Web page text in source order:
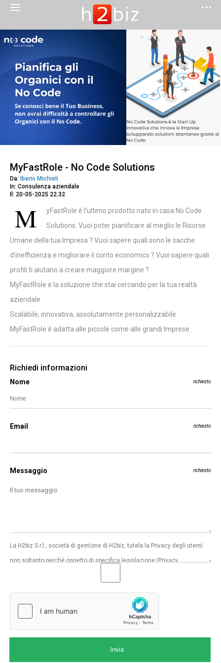
MyFastRole - No Code Solutions
Da:
Iberio Michieli
In: Consulenza aziendale
Il: 20-05-2025 22:32
M
yFastRole è l'ultimo prodotto nato in casa No Code
Solutions. Vuoi poter pianificare al meglio le Risorse
Umane della tua Impresa ? Vuoi sapere quali sono le sacche
d'inefficienza e migliorare il conto economico ? Vuoi sapere quali
profili ti aiutano a creare maggiore margine ?
MyFastRole è la soluzione che stai cercando per la tua realtà
aziendale.
Scalabile, innovativa, assolutamente personalizzabile
MyFastRole è adatta alle piccole come alle grandi Imprese.
Richiedi informazioni
Nome richiesto
Email richiesto
Messaggio richiesto
Invia